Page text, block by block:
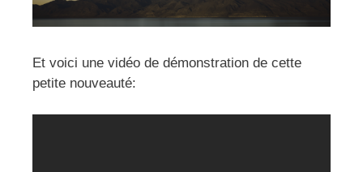
Et voici une vidéo de démonstration de cette
petite nouveauté: